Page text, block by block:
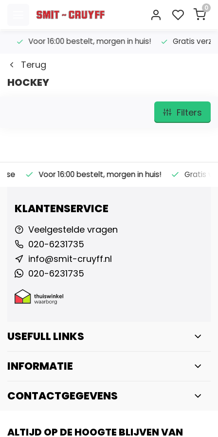
0
Voor 16:00 bestelt, morgen in huis! Gratis
Terug
HOCKEY
Filters
Voor 16:00 bestelt, morgen in huis! Gratis
KLANTENSERVICE
Veelgestelde vragen
020-6231735
info@smit-cruyff.nl
020-6231735
USEFULL LINKS
INFORMATIE
CONTACTGEGEVENS
ALTIJD OP DE HOOGTE BLIJVEN VAN